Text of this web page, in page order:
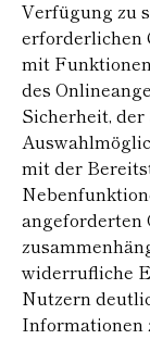
Verfügung zu
erforderlichen
mit
des
Sicherheit,
mit der
angeforderten
widerrufliche
Nutzern
Informationen